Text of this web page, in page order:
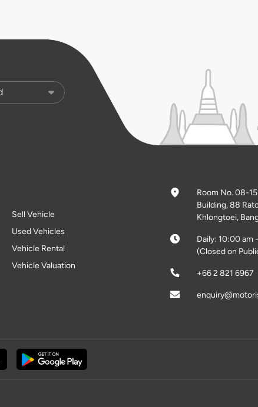
Sell Vehicle
Used Vehicles
Vehicle Rental
Vehicle Valuation
Room No. 08-
Building, 88
Khlongtoei,
Daily: 10:00 am
(Closed on
+66 2 821 6967